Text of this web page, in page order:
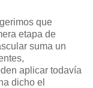
que
etapa de
suma un
aplicar todavía
dicho el